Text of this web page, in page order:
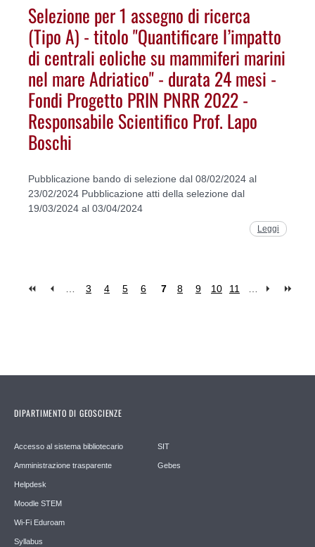
Selezione per 1 assegno di ricerca
(Tipo A) - titolo "Quantificare l’impatto
di centrali eoliche su mammiferi marini
nel mare Adriatico" - durata 24 mesi -
Fondi Progetto PRIN PNRR 2022 -
Responsabile Scientifico Prof. Lapo
Boschi
Pubblicazione bando di selezione dal 08/02/2024 al
23/02/2024 Pubblicazione atti della selezione dal
19/03/2024 al 03/04/2024
Leggi
3 4 5 6 7 8 9 10 11
DIPARTIMENTO DI GEOSCIENZE
Accesso al sistema bibliotecario
Amministrazione trasparente
Helpdesk
Moodle STEM
Wi-Fi Eduroam
Syllabus
SIT
Gebes